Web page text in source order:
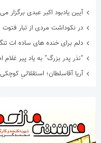
آیین یادبود اکبر عبدی برگزار
در نکوداشت مردی از تبار فتوت
دلم برای خنده های ساده ات
“نذر پدر بزرگ” به یاد پیر
آریا آقاسلطان؛ استقلالیِ